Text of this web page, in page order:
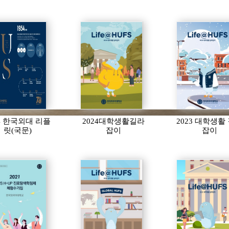
한국외대 리플
릿(국문)
2024대학생활길라
잡이
2023 대학생활
잡이